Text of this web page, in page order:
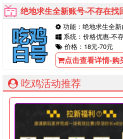
绝地求生全新账号-不存在找
功能：绝地求生全
系统：价格优惠-不
价格：18元-70元
点击查看详情-购
吃鸡活动推荐